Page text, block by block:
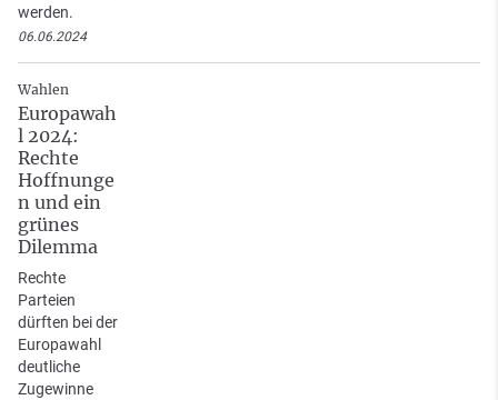
werden.
06.06.2024
Wahlen
Europawah
l 2024:
Rechte
Hoffnunge
n und ein
grünes
Dilemma
Rechte
Parteien
dürften bei der
Europawahl
deutliche
Zugewinne